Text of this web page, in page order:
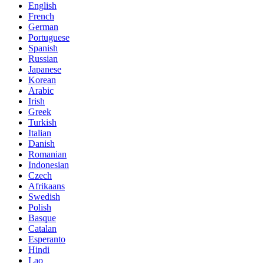
English
French
German
Portuguese
Spanish
Russian
Japanese
Korean
Arabic
Irish
Greek
Turkish
Italian
Danish
Romanian
Indonesian
Czech
Afrikaans
Swedish
Polish
Basque
Catalan
Esperanto
Hindi
Lao